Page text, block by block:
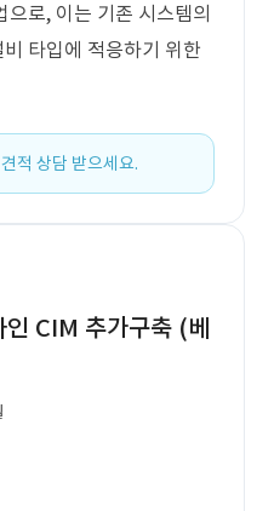
로, 이는 기존 시스템의
타입에 적응하기 위한
적 상담 받으세요.
CIM 추가구축 (베